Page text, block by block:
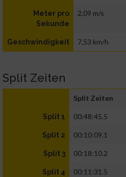
Meter pro
Sekunde
2,09 m/s
Geschwindigkeit 7,53 km/h
Split Zeiten
Split Zeiten
Split 1 00:48:45.5
Split 2 00:10:09.1
Split 3 00:18:10.2
Split 4 00:11:31.5